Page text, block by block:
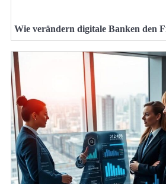
Wie verändern digitale Banken den